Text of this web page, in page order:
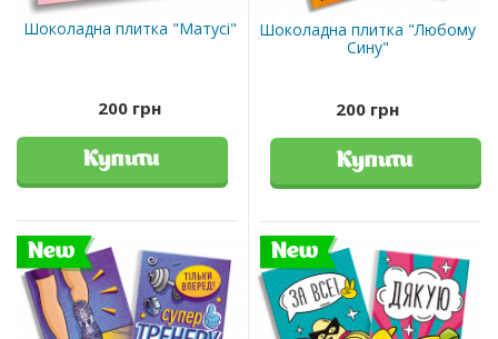
Шоколадна плитка "Матусі"
200 грн
Купити
Шоколадна плитка "Любому
Сину"
200 грн
Купити
New New